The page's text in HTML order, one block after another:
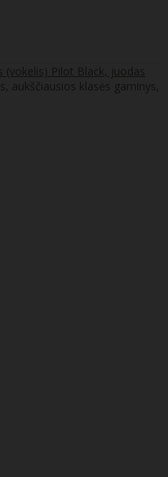
(vokelis) Pilot Black, juodas
aukščiausios klasės gaminys,